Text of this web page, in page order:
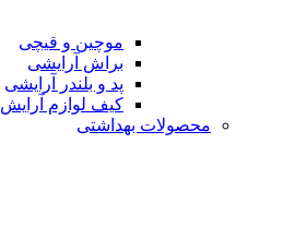
موچین و قیچی
براش آرایشی
پد و بلندر آرایشی
کیف لوازم آرایش
محصولات بهداشتی